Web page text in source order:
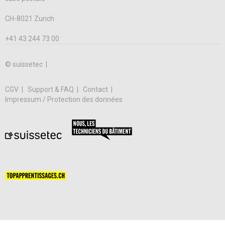
CH-8021 Zurich
+41 43 244 73 00
© suissetec |
CGV Support & FAQ
Contact
Impressum / Protection des données